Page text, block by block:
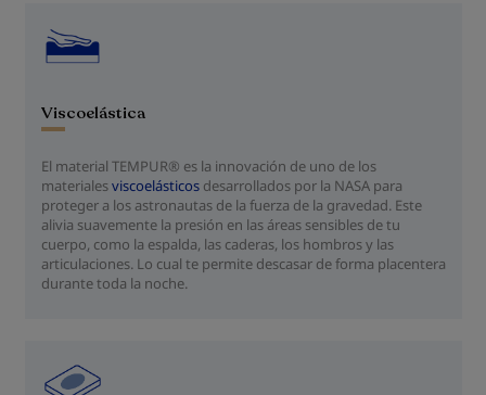
Viscoelástica
El material TEMPUR® es la innovación de uno de los
materialesviscoelásticos desarrollados por la NASA para
proteger a los astronautas de la fuerza de la gravedad. Este
alivia suavemente la presión en las áreas sensibles de tu
cuerpo, como la espalda, las caderas, los hombros y las
articulaciones. Lo cual te permite descasar de forma placentera
durante toda la noche.